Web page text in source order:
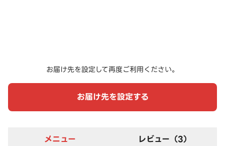
お届け先を設定して再度ご利用ください。
お届け先を設定する
メニュー レビュー（3）